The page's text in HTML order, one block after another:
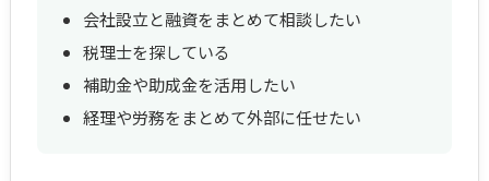
会社設立と融資をまとめて相談したい
税理士を探している
補助金や助成金を活用したい
経理や労務をまとめて外部に任せたい